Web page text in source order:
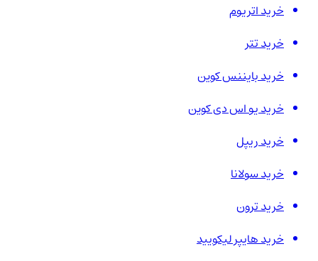
خرید اتریوم
خرید تتر
خرید بایننس کوین
خرید یو اس دی کوین
خرید ریپل
خرید سولانا
خرید ترون
خرید هایپر لیکویید